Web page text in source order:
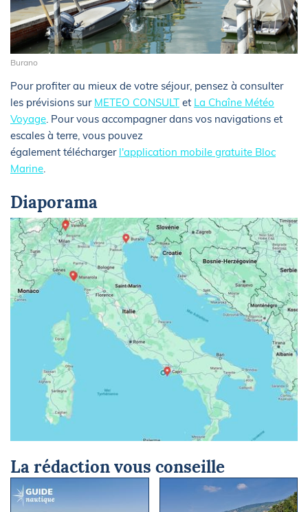
Burano
Pour profiter au mieux de votre séjour, pensez à consulter
les prévisions sur METEO CONSULT et La Chaîne Météo
Voyage . Pour vous accompagner dans vos navigations et
escales à terre, vous pouvez
également télécharger l'application mobile gratuite Bloc
Marine
Diaporama
La rédaction vous conseille